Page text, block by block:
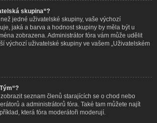
skupina“?
jedné uživatelské skupiny, vaše výchozí
jaká a barva a hodnost skupiny by měla být u
zobrazena. Administrátor fóra vám může udělit
výchozí uživatelské skupiny ve vašem „Uživatelském
seznam členů starajících se o chod nebo
a administrátorů fóra. Také tam můžete najít
která fóra moderátoři moderují.